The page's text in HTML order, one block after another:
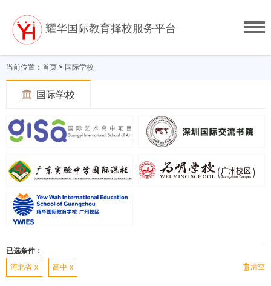
耀华国际教育择校服务平台
当前位置： 首页 > 国际学校
 国际学校
已选条件：
河北省 x 高中 x 清空